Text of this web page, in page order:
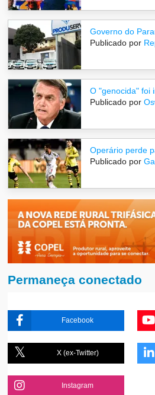
Governo do
Publicado por
O "genocida" foi
Publicado por
Operário perde
Publicado por
Permaneça conectado
Facebook
X (ex-Twitter)
Instagram